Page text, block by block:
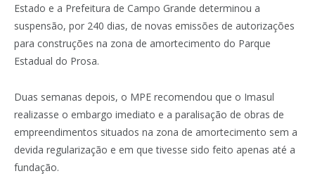
Estado e a Prefeitura de Campo Grande determinou a
suspensão, por 240 dias, de novas emissões de autorizações
para construções na zona de amortecimento do Parque
Estadual do Prosa.
Duas semanas depois, o MPE recomendou que o Imasul
realizasse o embargo imediato e a paralisação de obras de
empreendimentos situados na zona de amortecimento sem a
devida regularização e em que tivesse sido feito apenas até a
fundação.